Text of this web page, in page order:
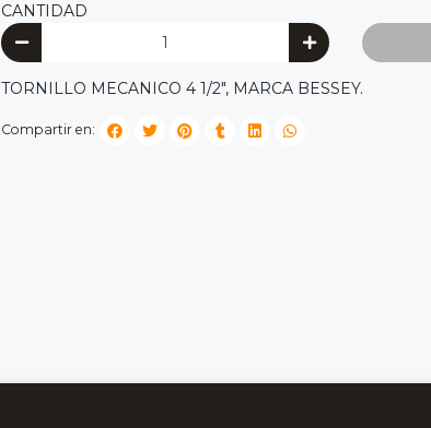
CANTIDAD
TORNILLO MECANICO 4 1/2", MARCA BESSEY.
Compartir en: